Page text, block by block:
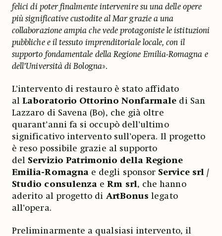
felici di poter finalmente intervenire su una delle opere
più significative custodite al Mar grazie a una
collaborazione ampia che vede protagoniste le istituzioni
pubbliche e il tessuto imprenditoriale locale, con il
supporto fondamentale della Regione Emilia-Romagna e
dell’Università di Bologna».
L’intervento di restauro è stato affidato
alLaboratorio Ottorino Nonfarmale di San
Lazzaro di Savena (Bo), che già oltre
quarant’anni fa si occupò dell’ultimo
significativo intervento sull’opera. Il progetto
è reso possibile grazie al supporto
del Servizio Patrimonio della Regione
Emilia-Romagnae degli sponsor Service srl /
Studio consulenza eRm srl, che hanno
aderito al progetto di ArtBonus legato
all’opera.
Preliminarmente a qualsiasi intervento, il